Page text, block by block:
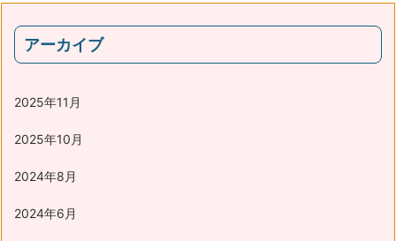
アーカイブ
2025年11月
2025年10月
2024年8月
2024年6月